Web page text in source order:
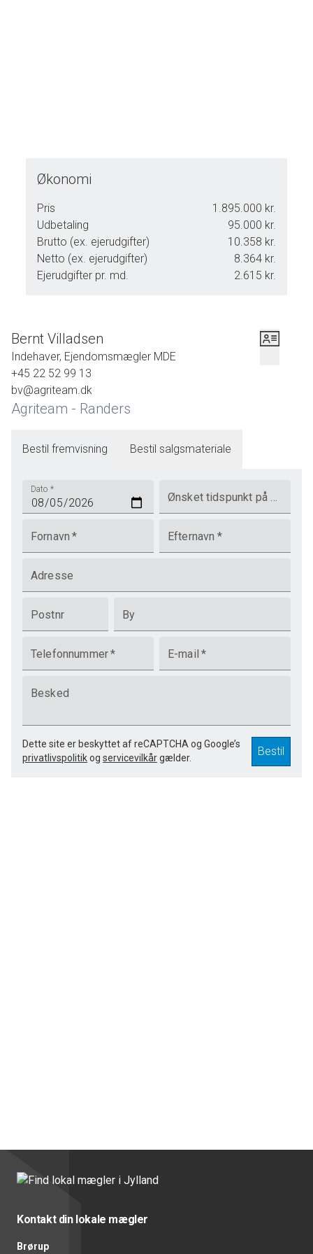
Økonomi
Pris
1.895.000 kr.
Udbetaling
95.000 kr.
Brutto (ex. ejerudgifter)
10.358 kr.
Netto (ex. ejerudgifter)
8.364 kr.
Ejerudgifter pr. md.
2.615 kr.
Bernt Villadsen
Indehaver, Ejendomsmægler MDE
+45 22 52 99 13
bv@agriteam.dk
Agriteam - Randers
Bestil fremvisning Bestil salgsmateriale
Dato *
Ønsket tidspunkt på dagen
Fornavn * Efternavn *
Adresse
Postnr By
Telefonnummer* E-mail *
Besked
Dette site er beskyttet af reCAPTCHA og Google’s
privatlivspolitikog servicevilkårgælder. Bestil
Kontakt din lokale mægler
Brørup